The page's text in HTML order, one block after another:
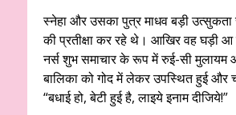
स्नेहा और उसका पुत्र माधव बड़ी
की प्रतीक्षा कर रहे थे। आखिर वह घड़ी
नर्स शुभ समाचार के रूप में रुई-सी मुलायम
बालिका को गोद में लेकर उपस्थित हुई और
“बधाई हो, बेटी हुई है, लाइये इनाम दीजिये!”